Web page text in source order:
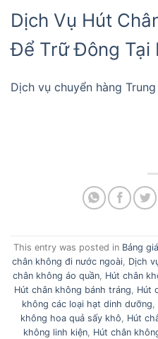
Dịch Vụ Hút
Để Trữ Đông Tại
Dịch vụ chuyển hàng
This entry was posted in Bảng giá
chân không đi nước ngoài, Dịch
chân không áo quần, Hút chân
Hút chân không bánh tráng, Hút
không các loại hạt dinh dưỡng,
không hoa quả sấy khô, Hút
không linh kiện, Hút chân